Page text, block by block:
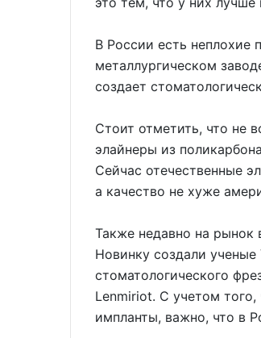
В России есть неплохие
металлургическом
создает
Стоит отметить, что не
элайнеры из
Сейчас отечественные
а качество не хуже
Также недавно на рынок
Новинку создали
стоматологического
Lenmiriot. С учетом
импланты, важно, что в